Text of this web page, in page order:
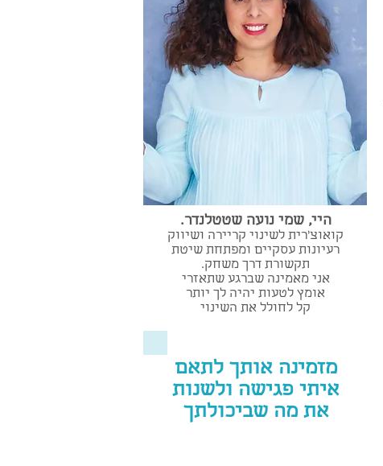
היי, שמי נועה שטטלנדר.
קואוצ'רית לשינוי קריירה ושיווק
רעיונות עסקיים ומפתחת שיטת
תקשורת דרך משחק.
אני מאמינה שברגע שתאזרי
אומץ לטעות יהיה לך יותר
קל לחולל את השינוי
מזמינה אותך לתאם
איתי פגישה ולשנות
את מה שביכולתך